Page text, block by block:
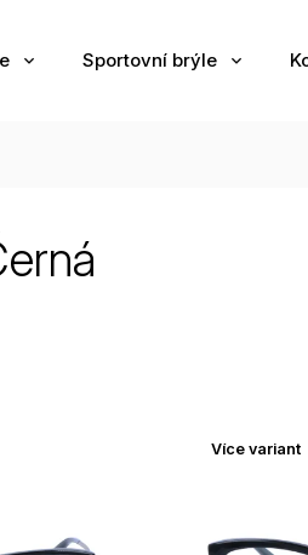
Sportovní brýle
Více variant